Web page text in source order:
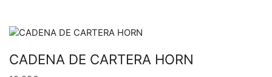
CADENA DE CARTERA HORN